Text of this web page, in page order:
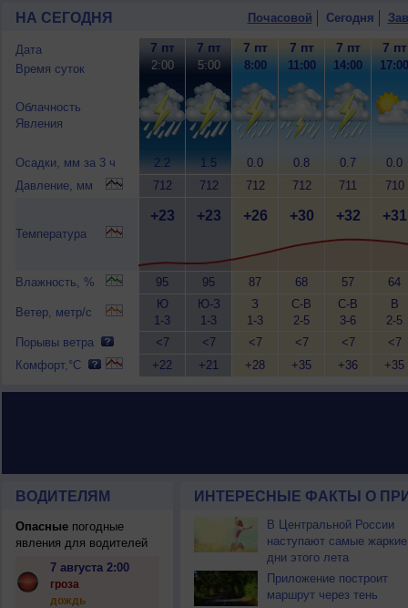
НА СЕГОДНЯ Почасовой Сегодня
Дата
Время суток
Облачность
Явления
Осадки, мм за 3 ч
Давление, мм
Температура
Влажность, %
Ветер, метр/с
Порывы ветра
Комфорт,°C
7 пт
2:00
2.2
712
+23
95
Ю
1-3
<7
+22
7 пт
5:00
1.5
712
+23
95
Ю-З
1-3
<7
+21
7 пт
8:00
0.0
712
+26
87
З
1-3
<7
+28
7 пт
11:00
0.8
712
+30
68
С-В
2-5
<7
+35
7 пт
14:00
0.7
711
+32
57
С-В
3-6
<7
+36
7 пт
17:00
0.0
710
+31
64
В
2-5
<7
+35
ВОДИТЕЛЯМ
Опасныепогодные
явления для водителей
7 августа 2:00
гроза
дождь
ИНТЕРЕСНЫЕ ФАКТЫ О
В Центральной России
наступают самые жаркие
дни этого лета
Приложение построит
маршрут через тень